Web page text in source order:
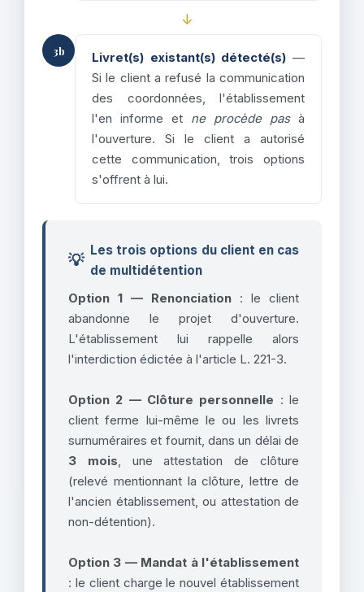
↓
3b
Livret(s) existant(s) détecté(s) —
Si le client a refusé la communication
des coordonnées, l'établissement
l'en informe et ne procède pasà
l'ouverture. Si le client a autorisé
cette communication, trois options
s'offrent à lui.
💡
Les trois options du client en cas
de multidétention
Option 1 — Renonciation : le client
abandonne le projet d'ouverture.
L'établissement lui rappelle alors
l'interdiction édictée à l'article L. 221-3.
Option 2 — Clôture personnelle : le
client ferme lui-même le ou les livrets
surnuméraires et fournit, dans un délai de
3 mois, une attestation de clôture
(relevé mentionnant la clôture, lettre de
l'ancien établissement, ou attestation de
non-détention).
Option 3 — Mandat à l'établissement
: le client charge le nouvel établissement